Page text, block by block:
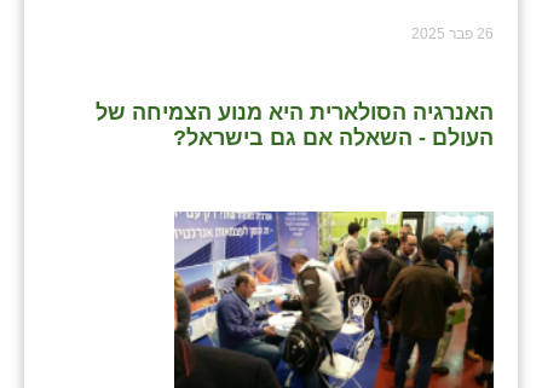
26 פבר 2025
האנרגיה הסולארית היא מנוע הצמיחה של
העולם - השאלה אם גם בישראל?